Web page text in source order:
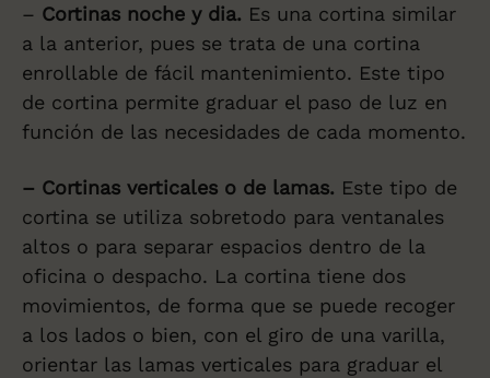
– Cortinas noche y dia. Es una cortina similar
a la anterior, pues se trata de una cortina
enrollable de fácil mantenimiento. Este tipo
de cortina permite graduar el paso de luz en
función de las necesidades de cada momento.
– Cortinas verticales o de lamas. Este tipo de
cortina se utiliza sobretodo para ventanales
altos o para separar espacios dentro de la
oficina o despacho. La cortina tiene dos
movimientos, de forma que se puede recoger
a los lados o bien, con el giro de una varilla,
orientar las lamas verticales para graduar el